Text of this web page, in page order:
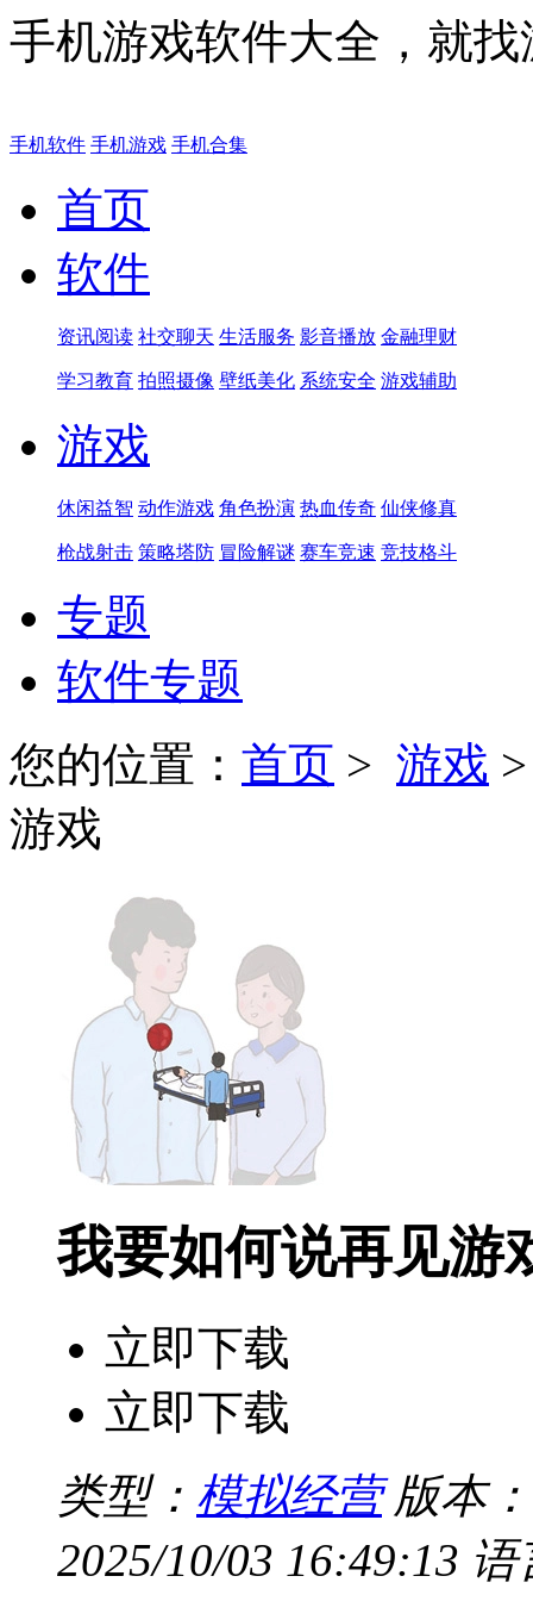
手机游戏软件大全，就
手机软件 手机游戏 手机合集
首页
软件
资讯阅读 社交聊天 生活服务 影音播放 金融理财
学习教育 拍照摄像 壁纸美化 系统安全 游戏辅助
游戏
休闲益智 动作游戏 角色扮演 热血传奇 仙侠修真
枪战射击 策略塔防 冒险解谜 赛车竞速 竞技格斗
专题
软件专题
您的位置： 首页 > 游戏
游戏
我要如何说再见游
立即下载
立即下载
类型： 模拟经营 版本：
2025/10/03 16:49:13 语